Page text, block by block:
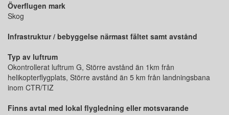
Överflugen mark
Skog
Infrastruktur / bebyggelse närmast fältet samt avstånd
Typ av luftrum
Okontrollerat luftrum G, Större avstånd än 1km från
helikopterflygplats, Större avstånd än 5 km från landningsbana
inom CTR/TIZ
Finns avtal med lokal flygledning eller motsvarande